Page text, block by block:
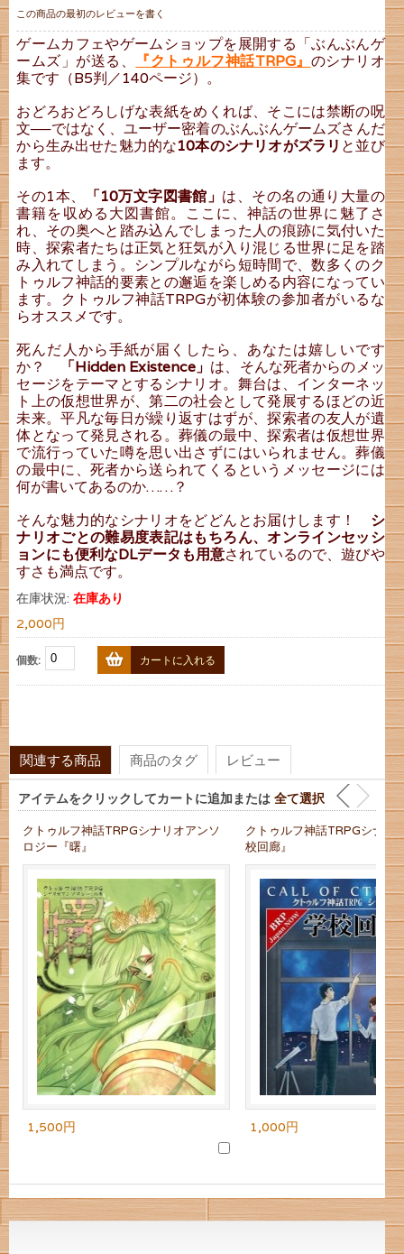
この商品の最初のレビューを書く
ゲームカフェやゲームショップを展開する「ぶんぶんゲ
ームズ」が送る、
『クトゥルフ神話TRPG』 のシナリオ
集です（B5判／140ページ）。
おどろおどろしげな表紙をめくれば、そこには禁断の呪
文──ではなく、ユーザー密着のぶんぶんゲームズさんだ
から生み出せた魅力的な10本のシナリオがズラリ と並び
ます。
その1本、
「10万文字図書館」 は、その名の通り大量の
書籍を収める大図書館。ここに、神話の世界に魅了さ
れ、その奥へと踏み込んでしまった人の痕跡に気付いた
時、探索者たちは正気と狂気が入り混じる世界に足を踏
み入れてしまう。シンプルながら短時間で、数多くのク
トゥルフ神話的要素との邂逅を楽しめる内容になってい
ます。クトゥルフ神話TRPGが初体験の参加者がいるな
らオススメです。
死んだ人から手紙が届くしたら、あなたは嬉しいです
か？
「Hidden Existence」 は、そんな死者からのメッ
セージをテーマとするシナリオ。舞台は、インターネッ
ト上の仮想世界が、第二の社会として発展するほどの近
未来。平凡な毎日が繰り返すはずが、探索者の友人が遺
体となって発見される。葬儀の最中、探索者は仮想世界
で流行っていた噂を思い出さずにはいられません。葬儀
の最中に、死者から送られてくるというメッセージには
何が書いてあるのか……？
そんな魅力的なシナリオをどどんとお届けします！ シ
ナリオごとの難易度表記はもちろん、オンラインセッシ
ョンにも便利なDLデータも用意されているので、遊びや
すさも満点です。
在庫状況:在庫あり
2,000円
個数: カートに入れる
関連する商品 商品のタグ レビュー
アイテムをクリックしてカートに追加または 全て選択
クトゥルフ神話TRPGシナリオアンソ
ロジー『曙』
1,500円
クトゥルフ神話TRPGシナリ
校回廊』
1,000円